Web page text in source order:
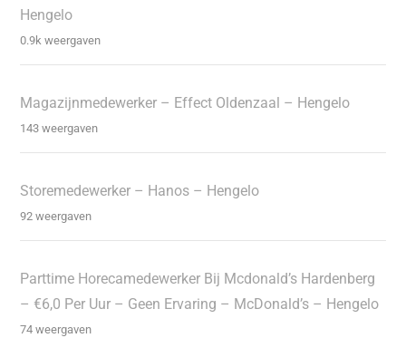
Hengelo
0.9k weergaven
Magazijnmedewerker – Effect Oldenzaal – Hengelo
143 weergaven
Storemedewerker – Hanos – Hengelo
92 weergaven
Parttime Horecamedewerker Bij Mcdonald’s Hardenberg
– €6,0 Per Uur – Geen Ervaring – McDonald’s – Hengelo
74 weergaven